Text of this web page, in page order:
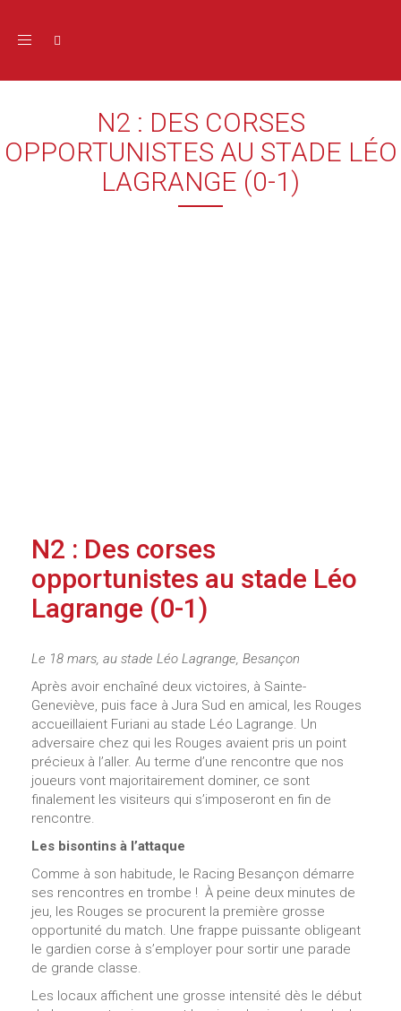
Toggle navigation
N2 : DES CORSES
OPPORTUNISTES AU STADE LÉO
LAGRANGE (0-1)
N2 : Des corses
opportunistes au stade Léo
Lagrange (0-1)
Le 18 mars, au stade Léo Lagrange, Besançon
Après avoir enchaîné deux victoires, à Sainte-
Geneviève, puis face à Jura Sud en amical, les Rouges
accueillaient Furiani au stade Léo Lagrange. Un
adversaire chez qui les Rouges avaient pris un point
précieux à l’aller. Au terme d’une rencontre que nos
joueurs vont majoritairement dominer, ce sont
finalement les visiteurs qui s’imposeront en fin de
rencontre.
Les bisontins à l’attaque
Comme à son habitude, le Racing Besançon démarre
ses rencontres en trombe ! À peine deux minutes de
jeu, les Rouges se procurent la première grosse
opportunité du match. Une frappe puissante obligeant
le gardien corse à s’employer pour sortir une parade
de grande classe.
Les locaux affichent une grosse intensité dès le début